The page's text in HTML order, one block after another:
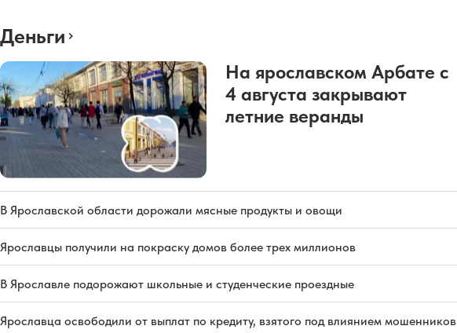
Деньги
На ярославском Арбате с
4 августа закрывают
летние веранды
В Ярославской области дорожали мясные продукты и овощи
Ярославцы получили на покраску домов более трех миллионов
В Ярославле подорожают школьные и студенческие проездные
Ярославца освободили от выплат по кредиту, взятого под влиянием мошенников